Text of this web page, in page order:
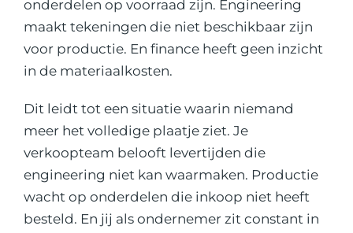
onderdelen op voorraad zijn. Engineering
maakt tekeningen die niet beschikbaar zijn
voor productie. En finance heeft geen inzicht
in de materiaalkosten.
Dit leidt tot een situatie waarin niemand
meer het volledige plaatje ziet. Je
verkoopteam belooft levertijden die
engineering niet kan waarmaken. Productie
wacht op onderdelen die inkoop niet heeft
besteld. En jij als ondernemer zit constant in